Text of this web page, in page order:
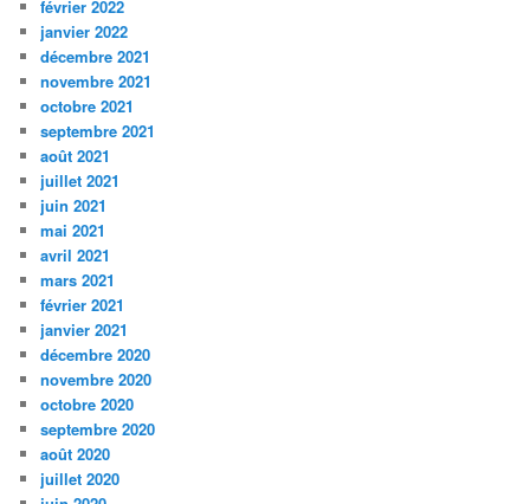
février 2022
janvier 2022
décembre 2021
novembre 2021
octobre 2021
septembre 2021
août 2021
juillet 2021
juin 2021
mai 2021
avril 2021
mars 2021
février 2021
janvier 2021
décembre 2020
novembre 2020
octobre 2020
septembre 2020
août 2020
juillet 2020